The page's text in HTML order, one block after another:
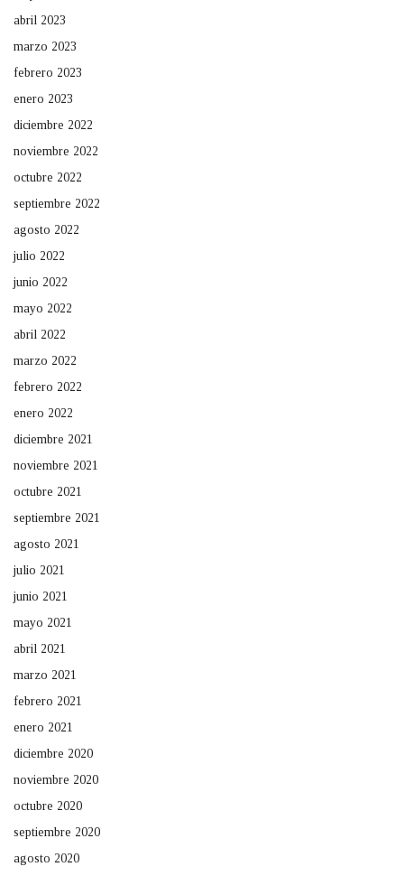
abril 2023
marzo 2023
febrero 2023
enero 2023
diciembre 2022
noviembre 2022
octubre 2022
septiembre 2022
agosto 2022
julio 2022
junio 2022
mayo 2022
abril 2022
marzo 2022
febrero 2022
enero 2022
diciembre 2021
noviembre 2021
octubre 2021
septiembre 2021
agosto 2021
julio 2021
junio 2021
mayo 2021
abril 2021
marzo 2021
febrero 2021
enero 2021
diciembre 2020
noviembre 2020
octubre 2020
septiembre 2020
agosto 2020